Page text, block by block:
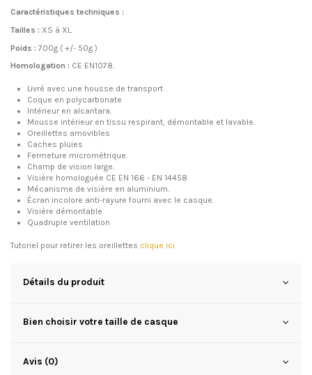
Caractéristiques techniques :
Tailles : XS à XL.
Poids : 700g ( +/- 50g )
Homologation : CE EN1078.
Livré avec une housse de transport
Coque en polycarbonate
Intérieur en alcantara.
Mousse intérieur en tissu respirant, démontable et lavable.
Oreillettes amovibles
Caches pluies
Fermeture micrométrique.
Champ de vision large.
Visière homologuée CE EN 166 - EN 14458
Mécanisme de visière en aluminium.
Écran incolore anti-rayure fourni avec le casque.
Visière démontable
Quadruple ventilation
Tutoriel pour retirer les oreillettes clique ici
Détails du produit
Bien choisir votre taille de casque
Avis (0)